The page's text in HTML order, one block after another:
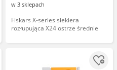
w 3 sklepach
Fiskars X-series siekiera
rozłupująca X24 ostrze średnie